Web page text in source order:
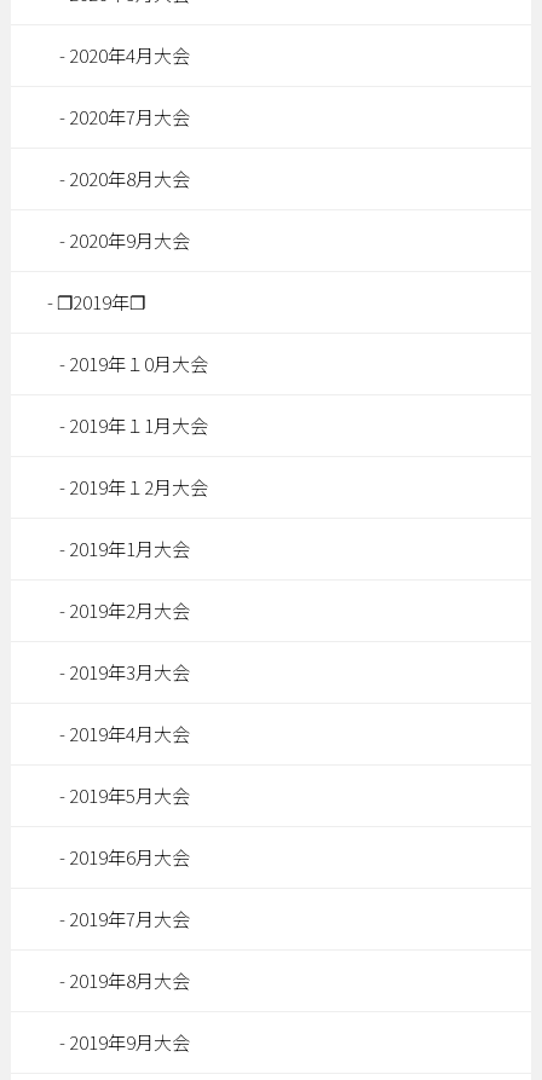
2020年4月大会
2020年7月大会
2020年8月大会
2020年9月大会
❐2019年❐
2019年１0月大会
2019年１1月大会
2019年１2月大会
2019年1月大会
2019年2月大会
2019年3月大会
2019年4月大会
2019年5月大会
2019年6月大会
2019年7月大会
2019年8月大会
2019年9月大会